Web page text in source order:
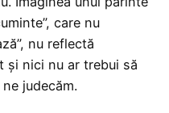
care nu
nu reflectă
și nici nu ar trebui să
judecăm.